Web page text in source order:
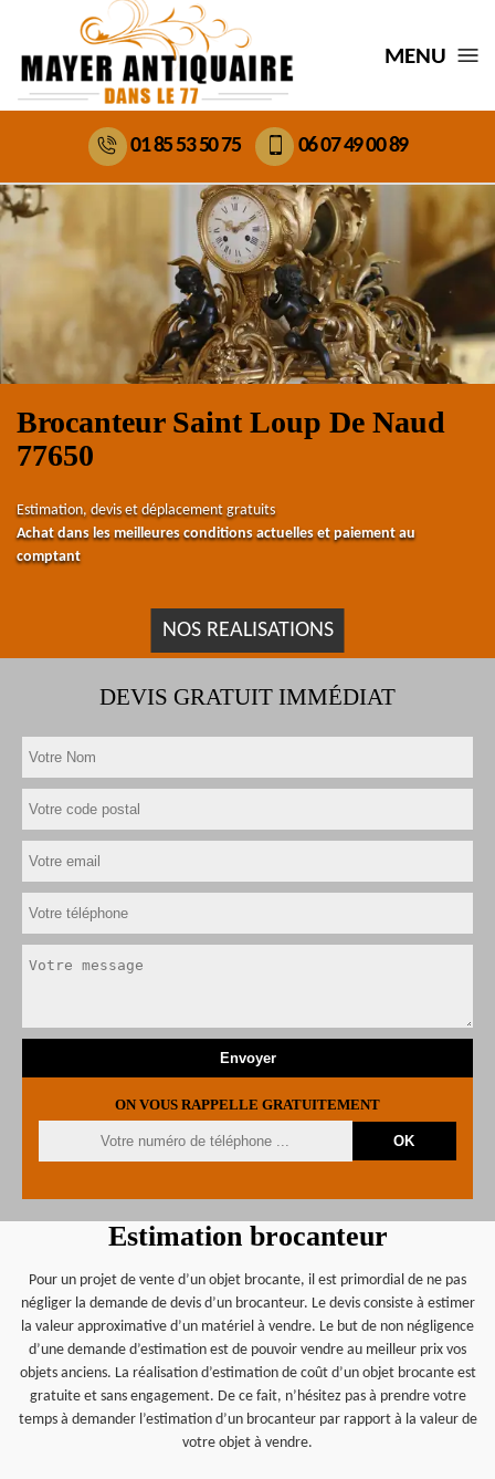
MENU
01 85 53 50 75 06 07 49 00 89
Brocanteur Saint Loup De Naud
77650
Estimation, devis et déplacement gratuits
Achat dans les meilleures conditions actuelles et paiement au
comptant
NOS REALISATIONS
DEVIS GRATUIT IMMÉDIAT
ON VOUS RAPPELLE GRATUITEMENT
Estimation brocanteur
Pour un projet de vente d’un objet brocante, il est primordial de ne pas
négliger la demande de devis d’un brocanteur. Le devis consiste à estimer
la valeur approximative d’un matériel à vendre. Le but de non négligence
d’une demande d’estimation est de pouvoir vendre au meilleur prix vos
objets anciens. La réalisation d’estimation de coût d’un objet brocante est
gratuite et sans engagement. De ce fait, n’hésitez pas à prendre votre
temps à demander l’estimation d’un brocanteur par rapport à la valeur de
votre objet à vendre.